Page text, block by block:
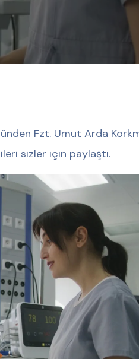
Fzt. Umut Arda
sizler için paylaştı.